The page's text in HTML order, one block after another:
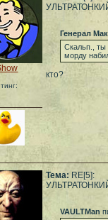
Генерал
Скальп., ты
морду
кто?
Тема: RE[5]:
VAULTMan